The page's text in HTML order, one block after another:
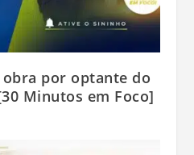
obra por optante do
Minutos em Foco]